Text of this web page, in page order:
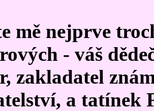
mě nejprve
- váš
zakladatel
a tatínek